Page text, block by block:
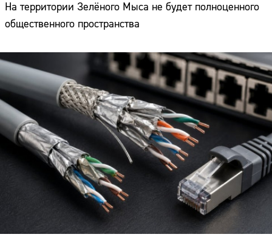
На территории Зелёного Мыса не будет полноценного
общественного пространства